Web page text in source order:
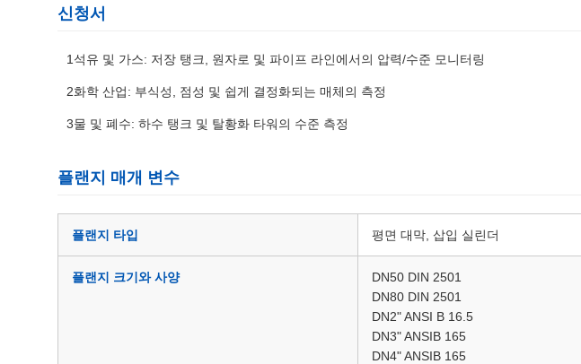
신청서
1석유 및 가스: 저장 탱크, 원자로 및 파이프 라인에서의 압력/수준 모니터링
2화학 산업: 부식성, 점성 및 쉽게 결정화되는 매체의 측정
3물 및 폐수: 하수 탱크 및 탈황화 타워의 수준 측정
플랜지 매개 변수
플랜지 타입 평면 대막, 삽입 실린더
플랜지 크기와 사양
DN50 DIN 2501
DN80 DIN 2501
DN2" ANSI B 16.5
DN3" ANSIB 165
DN4" ANSIB 165